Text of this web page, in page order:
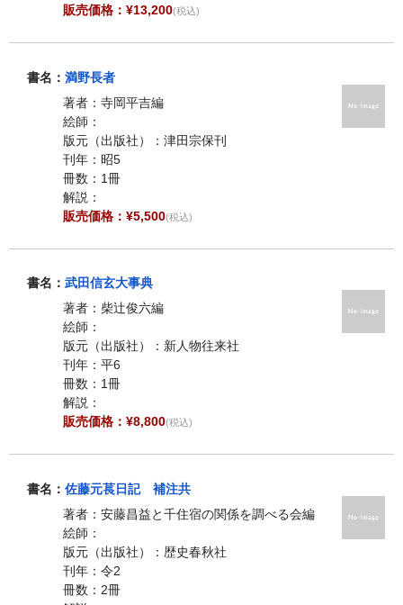
販売価格：¥13,200(税込)
書名： 満野長者
著者：寺岡平吉編
絵師：
版元（出版社）：津田宗保刊
刊年：昭5
冊数：1冊
解説：
販売価格：¥5,500(税込)
書名： 武田信玄大事典
著者：柴辻俊六編
絵師：
版元（出版社）：新人物往来社
刊年：平6
冊数：1冊
解説：
販売価格：¥8,800(税込)
書名： 佐藤元萇日記 補注共
著者：安藤昌益と千住宿の関係を調べる会編
絵師：
版元（出版社）：歴史春秋社
刊年：令2
冊数：2冊